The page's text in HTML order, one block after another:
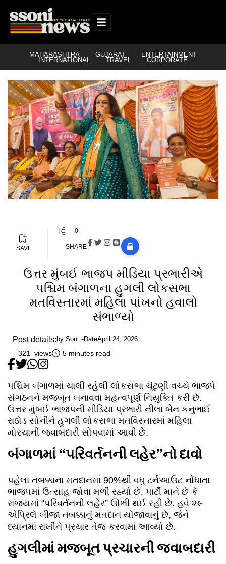
MAHARASHTRA GUJARAT ENTERTAINMENT
INTERNATIONAL TRAVEL CORPORATE
SAVE
0
SHARE
ઉત્તર મુંબઈ ભાજપ મીડિયા પ્રભારીએ
પશ્ચિમ બંગાળના હુગલી લોકસભા
મતવિસ્તારમાં મહિલા પાંખનો હવાલો
સંભાળ્યો
Post details: by Soni DateApril 24, 2026
321 views 5 minutes read
પશ્ચિમ બંગાળમાં ચાલી રહેલી લોકસભા ચૂંટણી વચ્ચે ભાજપે
સંગઠનને મજબૂત બનાવવા મહત્વપૂર્ણ નિયુક્તિ કરી છે.
ઉત્તર મુંબઈ ભાજપની મીડિયા પ્રભારી નીલા બેન કનુભાઈ
રાઠોડ સોનીને હુગલી લોકસભા મતવિસ્તારમાં મહિલા
મોરચાની જવાબદારી સોંપવામાં આવી છે.
બંગાળમાં “પરિવર્તનની લહેર”નો દાવો
પહેલા તબક્કાના મતદાનમાં 90%થી વધુ ટર્નઆઉટ નોંધાતા
ભાજપમાં ઉત્સાહ જોવા મળી રહ્યો છે. પાર્ટી માને છે કે
રાજ્યમાં “પરિવર્તનની લહેર” ઊભી થઈ રહી છે. હવે ૨૯
એપ્રિલે બીજા તબક્કાનું મતદાન યોજાવાનું છે, જેને
ધ્યાનમાં રાખીને પ્રચાર તેજ કરવામાં આવ્યો છે.
હુગલીમાં મજબૂત પ્રચારની જવાબદારી